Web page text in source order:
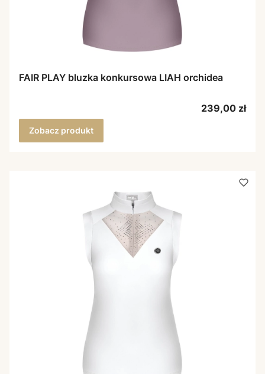
FAIR PLAY bluzka konkursowa LIAH orchidea
Cena
239,00 zł
Zobacz produkt